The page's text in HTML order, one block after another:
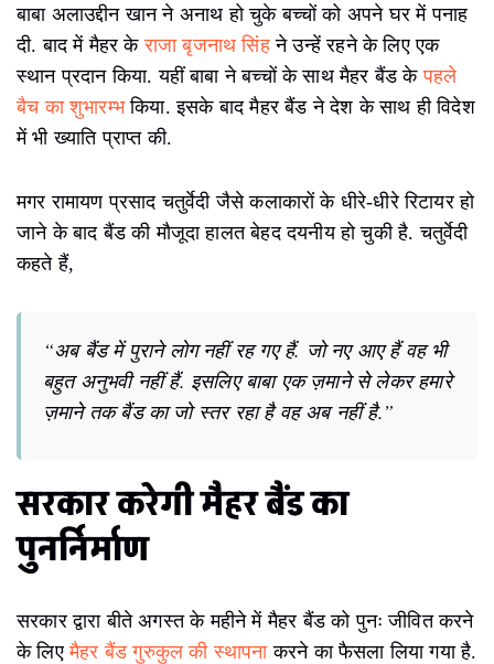
बाबा अलाउद्दीन खान ने अनाथ हो चुके बच्चों को अपने घर में पनाह
दी. बाद में मैहर केराजा बृजनाथ सिंहने उन्हें रहने के लिए एक
स्थान प्रदान किया. यहीं बाबा ने बच्चों के साथ मैहर बैंड केपहले
बैच का शुभारम्भकिया. इसके बाद मैहर बैंड ने देश के साथ ही विदेश
में भी ख्याति प्राप्त की.
मगर रामायण प्रसाद चतुर्वेदी जैसे कलाकारों के धीरे-धीरे रिटायर हो
जाने के बाद बैंड की मौजूदा हालत बेहद दयनीय हो चुकी है. चतुर्वेदी
कहते हैं,
“अब बैंड में पुराने लोग नहीं रह गए हैं. जो नए आए हैं वह भी
बहुत अनुभवी नहीं हैं. इसलिए बाबा एक ज़माने से लेकर हमारे
ज़माने तक बैंड का जो स्तर रहा है वह अब नहीं है.”
सरकार करेगी मैहर बैंड का
पुनर्निर्माण
सरकार द्वारा बीते अगस्त के महीने में मैहर बैंड को पुनः जीवित करने
के लिएमैहर बैंड गुरुकुल की स्थापनाकरने का फैसला लिया गया है.